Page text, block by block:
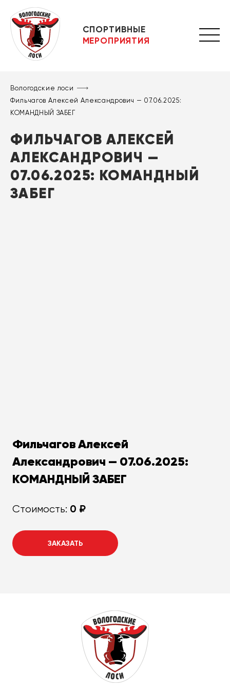
СПОРТИВНЫЕ
МЕРОПРИЯТИЯ
Вологодские лоси
Фильчагов Алексей Александрович — 07.06.2025:
КОМАНДНЫЙ ЗАБЕГ
ФИЛЬЧАГОВ АЛЕКСЕЙ
АЛЕКСАНДРОВИЧ —
07.06.2025: КОМАНДНЫЙ
ЗАБЕГ
Фильчагов Алексей
Александрович — 07.06.2025:
КОМАНДНЫЙ ЗАБЕГ
Стоимость: 0 ₽
ЗАКАЗАТЬ